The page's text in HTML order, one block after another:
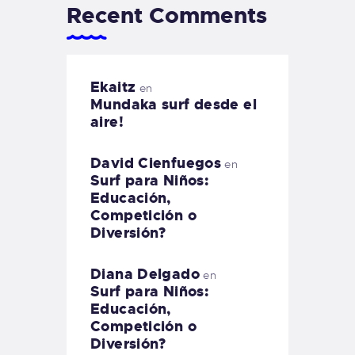
Recent Comments
Ekaitz en
Mundaka surf desde el
aire!
David Cienfuegos en
Surf para Niños:
Educación,
Competición o
Diversión?
Diana Delgadoen
Surf para Niños:
Educación,
Competición o
Diversión?